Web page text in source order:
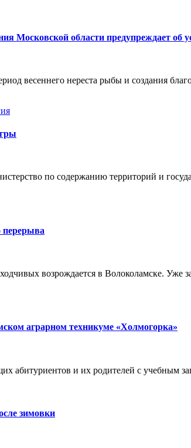
Московской области предупреждает об
весеннего нереста рыбы и создания
по содержанию территорий и
перерыва
возрождается в Волоколамске. Уже
аграрном техникуме «Холмогорка»
абитуриентов и их родителей с учебным
зимовки